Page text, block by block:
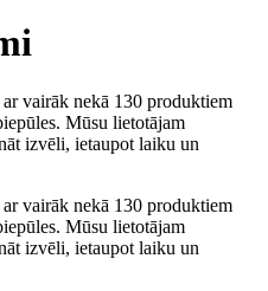
vairāk nekā 130 produktiem
Mūsu lietotājam
izvēli, ietaupot laiku un
vairāk nekā 130 produktiem
Mūsu lietotājam
izvēli, ietaupot laiku un